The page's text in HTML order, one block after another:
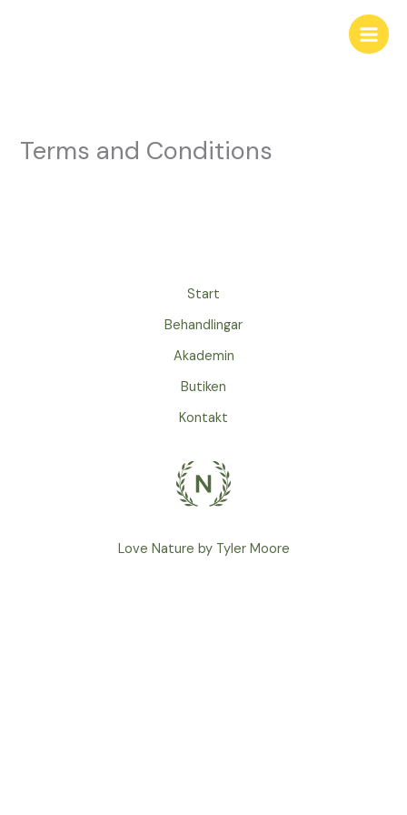
Terms and Conditions
Start
Behandlingar
Akademin
Butiken
Kontakt
Love Nature by Tyler Moore